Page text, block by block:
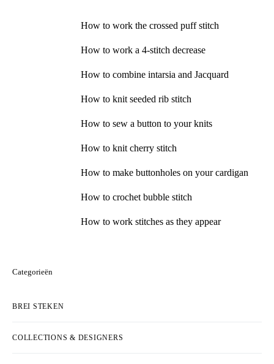
How to work the crossed puff stitch
How to work a 4-stitch decrease
How to combine intarsia and Jacquard
How to knit seeded rib stitch
How to sew a button to your knits
How to knit cherry stitch
How to make buttonholes on your cardigan
How to crochet bubble stitch
How to work stitches as they appear
Categorieën
BREI STEKEN
COLLECTIONS & DESIGNERS